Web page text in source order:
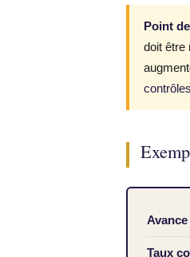
Point
doit être
Taux